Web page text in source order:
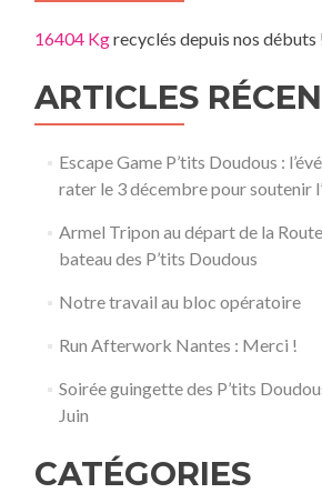
16404 Kgrecyclés depuis nos débuts
ARTICLES
Escape Game P’tits Doudous :
rater le 3 décembre pour soutenir
Armel Tripon au départ de la
bateau des P’tits Doudous
Notre travail au bloc opératoire
Run Afterwork Nantes : Merci !
Soirée guingette des P’tits
Juin
CATÉGORIES